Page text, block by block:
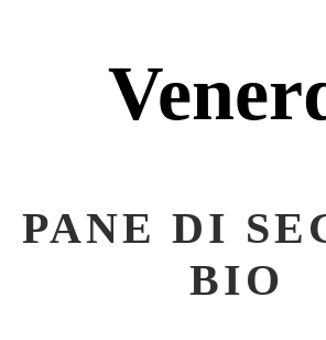
PANE DI
BIO